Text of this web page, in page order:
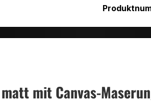
mit Canvas-